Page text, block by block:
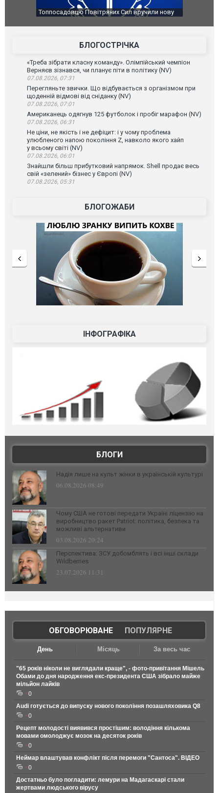
Сили оборони уразили Ярославський НПЗ:
атаку. ВІДЕО
Неймар
БЛОГОСТРІЧКА
«Треба зібрати класну команду». Олімпійський чемпіон
Верняєв зізнався, чи планує піти в політику (NV)
07.08.2026, 07:31
Перегляньте звички. Що відбувається з організмом при
щоденній відмові від сніданку (NV)
07.08.2026, 07:01
Американець одягнув 125 футболок і пробіг марафон (NV)
07.08.2026, 06:31
Не ціни, не якість і не дефіцит: і у чому проблема
улюбленого напою покоління Z, навколо якого хайп
у всьому світі (NV)
07.08.2026, 06:01
Знайшли більш прибутковий напрямок. Shell продає весь
свій «зелений» бізнес у Європі (NV)
07.08.2026, 05:31
БЛОГОЖАБИ
ІНФОГРАФІКА
БЛОГИ
Надія лише на культ жінки в українській культурі
06.08.2026 08:49
Чому США не готові передати Україні ліцензію на
виробництво ракет Patriot: політика, безпека та
можливі альтернативи
03.08.2026 20:24
Перспектива: ЗСУ добомблять і всі інші склади
Wildberries
23.07.2026 11:31
ОБГОВОРЮВАНЕ| ПОПУЛЯРНЕ
День Місяць За весь час
"65 років ніколи не виглядали краще", - фото-привітання Мішель
Обами до дня народження екс-президента США зібрало майже
мільйон лайків
0
Audi готується до випуску нового покоління позашляховика Q8
0
Рецепт молодості виявився простішим: володіння кількома
мовами омолоджує мозок на десяток років
0
Неймар влаштував конфлікт після перемоги "Сантоса". ВІДЕО
0
Достатньо було погладити: лемури на Мадагаскарі стали
жертвами людського вірусу